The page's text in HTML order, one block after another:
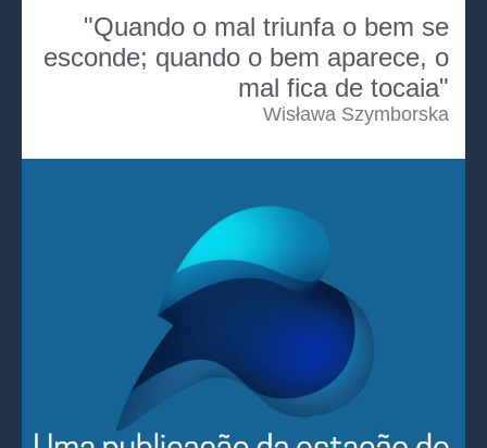
"Quando o mal triunfa o bem se
esconde; quando o bem aparece, o
mal fica de tocaia"
Wisława Szymborska